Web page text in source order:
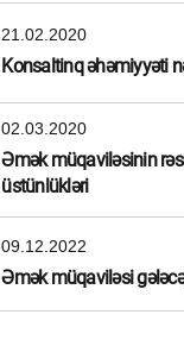
21.02.2020
Konsaltinq əhəmiyyəti
02.03.2020
Əmək müqaviləsinin
üstünlükləri
09.12.2022
Əmək müqaviləsi